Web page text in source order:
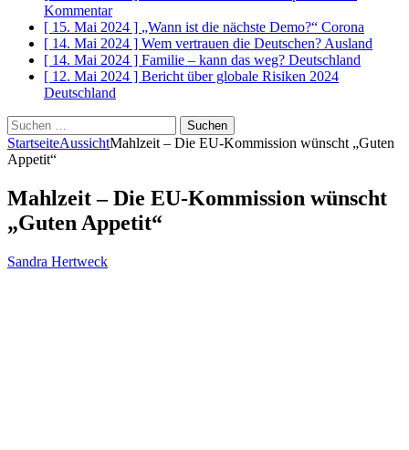
Kommentar
[ 15. Mai 2024 ] „Wann ist die nächste Demo?“ Corona
[ 14. Mai 2024 ] Wem vertrauen die Deutschen? Ausland
[ 14. Mai 2024 ] Familie – kann das weg? Deutschland
[ 12. Mai 2024 ] Bericht über globale Risiken 2024
Deutschland
Suchen
nach:
StartseiteAussichtMahlzeit – Die EU-Kommission wünscht „Guten
Appetit“
Mahlzeit – Die EU-Kommission wünscht
„Guten Appetit“
Sandra Hertweck